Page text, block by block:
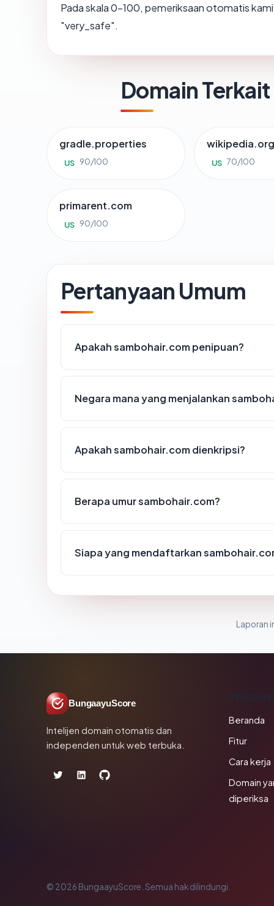
Pada skala 0-100, pemeriksaan otomatis
"very_safe".
Domain Terkait
gradle.properties
US 90/100 US 70/100
primarent.com
US 90/100
Pertanyaan Umum
Apakah sambohair.com penipuan?
Negara mana yang menjalankan
Apakah sambohair.com dienkripsi?
Berapa umur sambohair.com?
Siapa yang mendaftarkan
Laporan
BungaayuScore
Intelijen domain otomatis dan
independen untuk web terbuka.
Beranda
Fitur
Cara kerja
Domain
diperiksa
© 2026 BungaayuScore. Semua hak dilindungi.